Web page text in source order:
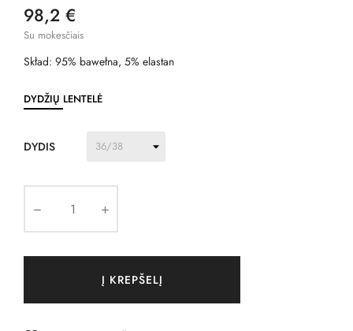
98,2 €
Su mokesčiais
Skład: 95% bawełna, 5% elastan
DYDŽIŲ LENTELĖ
DYDIS
Į KREPŠELĮ